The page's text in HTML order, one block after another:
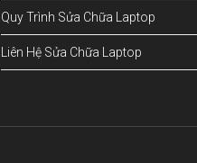
Quy Trình Sửa Chữa Laptop
Liên Hệ Sửa Chữa Laptop